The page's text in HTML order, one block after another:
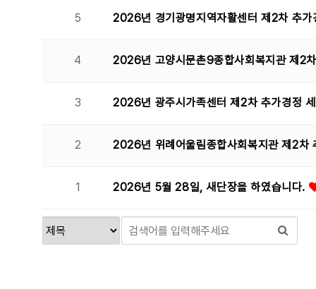
5 2026년 경기광명지역자활센터 제2차 추
4 2026년 고양시문촌9종합사회복지관 제2
3 2026년 광주시가족센터 제2차 추가경정
2 2026년 위례어울림종합사회복지관 제2차
1 2026년 5월 28일, 새단장을 하였습니다.